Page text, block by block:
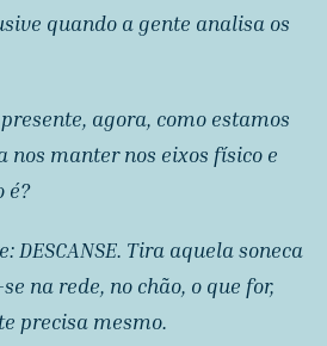
quando a gente analisa os
agora, como estamos
nos manter nos eixos físico e
é?
DESCANSE. Tira aquela soneca
na rede, no chão, o que for,
precisa mesmo.